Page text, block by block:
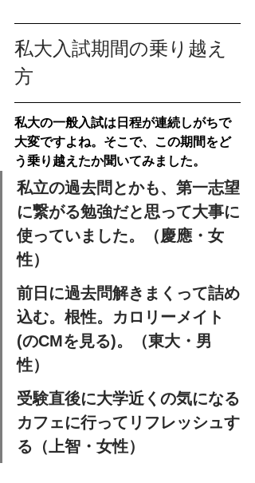
私大入試期間の乗り越え
方
私大の一般入試は日程が連続しがちで
大変ですよね。そこで、この期間をど
う乗り越えたか聞いてみました。
私立の過去問とかも、第一志望
に繋がる勉強だと思って大事に
使っていました。（慶應・女
性）
前日に過去問解きまくって詰め
込む。根性。カロリーメイト
(のCMを見る)。（東大・男
性）
受験直後に大学近くの気になる
カフェに行ってリフレッシュす
る（上智・女性）